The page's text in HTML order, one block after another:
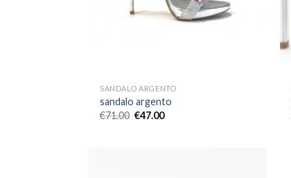
SANDALO ARGENTO
sandalo argento
€71.00 €47.00